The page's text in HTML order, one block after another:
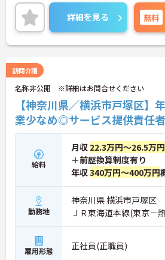
いませ。
詳細を見る 無料
訪問介護
名称非公開 ※詳細はお問合せください
【神奈川県／横浜市戸塚区】
業少なめ◎サービス提供責任
給料
月収 22.3万円～26.5万円
＋前歴換算制度有り
年収340万円～400万円
勤務地
神奈川県 横浜市戸塚区
ＪＲ東海道本線(東京－
雇用形態 正社員(正職員)